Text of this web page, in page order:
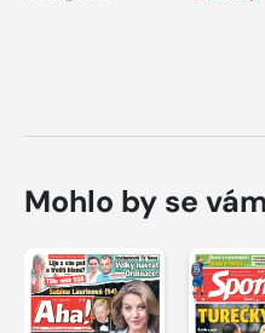
Mohlo by se